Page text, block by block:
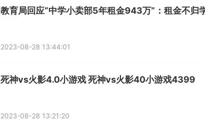
2023-08-28 13:44:01
死神vs火影4.0小游戏 死神vs火影40小游戏4399
2023-08-28 13:21:20